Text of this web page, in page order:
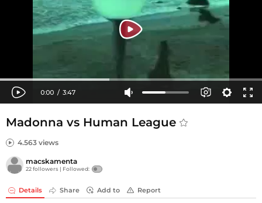
Madonna vs Human League
4.563 views
macskamenta
22 followers | Followed:
Details Share Add to Report